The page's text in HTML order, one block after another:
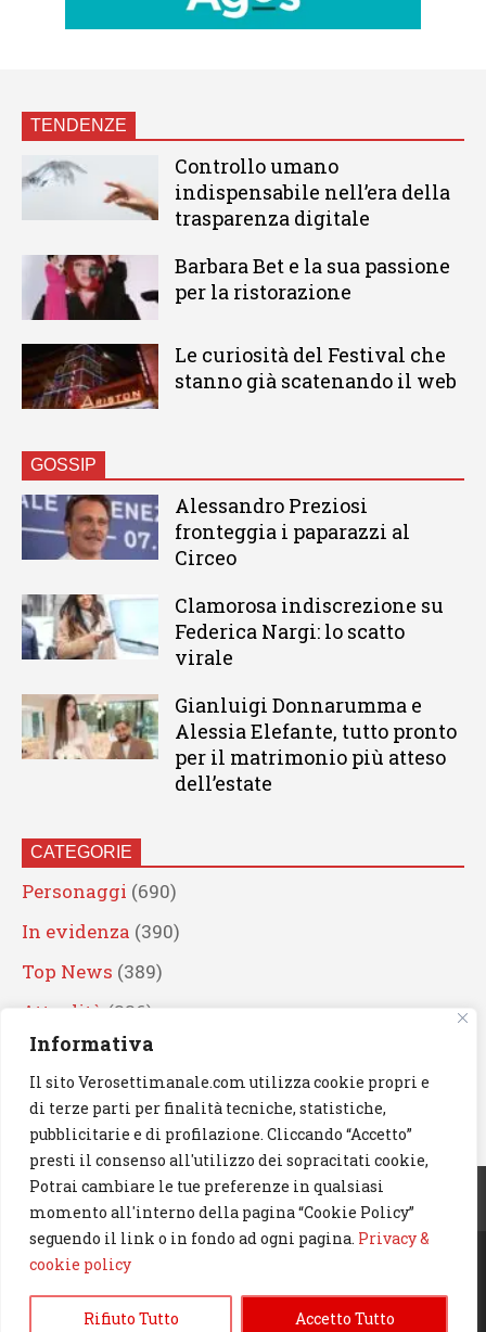
Informativa
Il sito Verosettimanale.com utilizza cookie propri e
di terze parti per finalità tecniche, statistiche,
pubblicitarie e di profilazione. Cliccando “Accetto”
presti il consenso all'utilizzo dei sopracitati cookie,
Potrai cambiare le tue preferenze in qualsiasi
momento all'interno della pagina “Cookie Policy”
seguendo il link o in fondo ad ogni pagina. Privacy &
cookie policy
Rifiuto Tutto Accetto Tutto
TENDENZE
Controllo umano
indispensabile nell’era della
trasparenza digitale
Barbara Bet e la sua passione
per la ristorazione
Le curiosità del Festival che
stanno già scatenando il web
GOSSIP
Alessandro Preziosi
fronteggia i paparazzi al
Circeo
Clamorosa indiscrezione su
Federica Nargi: lo scatto
virale
Gianluigi Donnarumma e
Alessia Elefante, tutto pronto
per il matrimonio più atteso
dell’estate
CATEGORIE
Personaggi (690)
In evidenza (390)
Top News (389)
Attualità (336)
Eventi(330)
Artisti (241)
News(239)
Cerca
© 2023 Verosettimanale.com. All rights reserved.